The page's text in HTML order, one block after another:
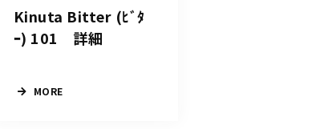
Kinuta Bitter (ﾋﾞﾀ
ｰ) 101 詳細
MORE